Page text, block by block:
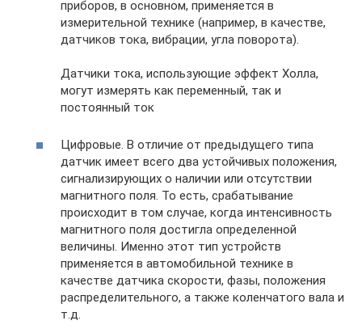
приборов, в основном, применяется в
измерительной технике (например, в качестве,
датчиков тока, вибрации, угла поворота).
Датчики тока, использующие эффект Холла,
могут измерять как переменный, так и
постоянный ток
Цифровые. В отличие от предыдущего типа
датчик имеет всего два устойчивых положения,
сигнализирующих о наличии или отсутствии
магнитного поля. То есть, срабатывание
происходит в том случае, когда интенсивность
магнитного поля достигла определенной
величины. Именно этот тип устройств
применяется в автомобильной технике в
качестве датчика скорости, фазы, положения
распределительного, а также коленчатого вала и
т.д.